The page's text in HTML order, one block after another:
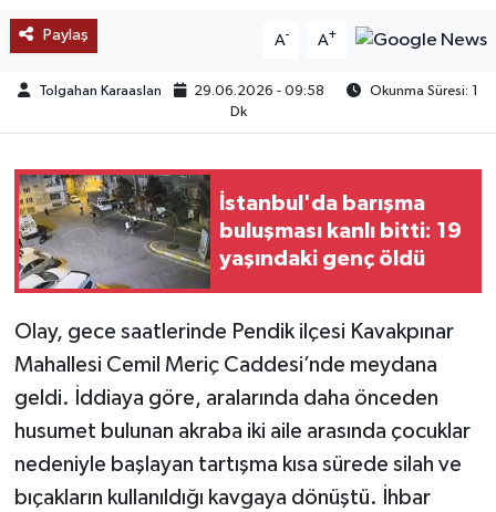
Paylaş A- A+
Tolgahan Karaaslan 29.06.2026 - 09:58
Okunma Süresi: 1
Dk
İstanbul'da barışma
buluşması kanlı bitti: 19
yaşındaki genç öldü
Olay, gece saatlerinde Pendik ilçesi Kavakpınar
Mahallesi Cemil Meriç Caddesi’nde meydana
geldi. İddiaya göre, aralarında daha önceden
husumet bulunan akraba iki aile arasında çocuklar
nedeniyle başlayan tartışma kısa sürede silah ve
bıçakların kullanıldığı kavgaya dönüştü. İhbar
MEDYA
OTOMOTİV
YAŞAM
KÜLTÜR SANAT